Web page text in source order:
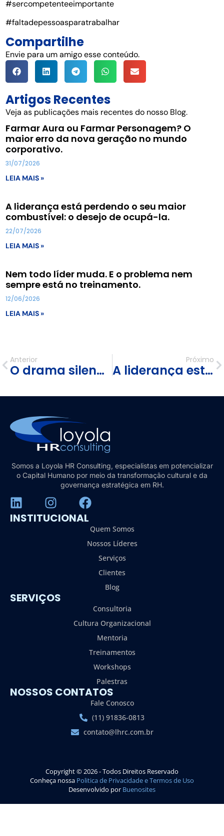
#sercompetenteeimportante
#faltadepessoasparatrabalhar
Compartilhe
Envie para um amigo esse conteúdo.
Artigos Recentes
Veja as publicações mais recentes do nosso Blog.
Farmar Aura ou Farmar Personagem? O
maior erro da nova geração no mundo
corporativo.
31/07/2026
LEIA MAIS »
A liderança está perdendo o seu maior
combustível: o desejo de ocupá-la.
22/07/2026
LEIA MAIS »
Nem todo líder muda. E o problema nem
sempre está no treinamento.
12/06/2026
LEIA MAIS »
Anterior
O drama silencioso das empresas: não há mais gente para trabalhar
Próximo
A liderança está perdendo o seu maior combustível: o desejo de ocupá-la.
Somos a Loyola HR Consulting, especialistas em potencializar
o Capital Humano por meio da transformação cultural e da
governança estratégica em RH.
INSTITUCIONAL
Quem Somos
Nossos Líderes
Serviços
Clientes
Blog
SERVIÇOS
Consultoria
Cultura Organizacional
Mentoria
Treinamentos
Workshops
Palestras
NOSSOS CONTATOS
Fale Conosco
(11) 91836-0813
contato@lhrc.com.br
Copyright © 2026 - Todos Direitos Reservado
Conheça nossa Politica de Privacidade e Termos de Uso
Desenvolvido por Buenosites